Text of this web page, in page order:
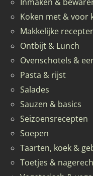
Koken met & voor
Makkelijke
Ontbijt & Lunch
Ovenschotels &
Pasta & rijst
Salades
Sauzen & basics
Seizoensrecepten
Soepen
Taarten, koek &
Toetjes &